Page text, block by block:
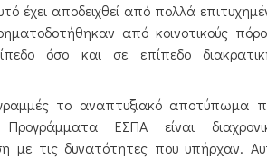
έχει αποδειχθεί από πολλά
από κοινοτικούς
όσο και σε επίπεδο
το αναπτυξιακό αποτύπωμα
ΕΣΠΑ είναι
με τις δυνατότητες που υπήρχαν.